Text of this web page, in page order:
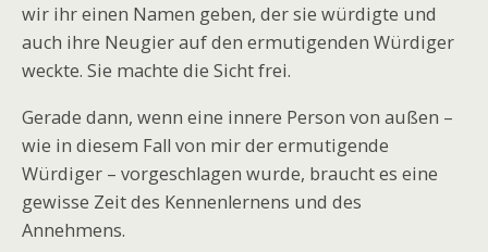
wir ihr einen Namen geben, der sie würdigte und
auch ihre Neugier auf den ermutigenden Würdiger
weckte. Sie machte die Sicht frei.
Gerade dann, wenn eine innere Person von außen –
wie in diesem Fall von mir der ermutigende
Würdiger – vorgeschlagen wurde, braucht es eine
gewisse Zeit des Kennenlernens und des
Annehmens.